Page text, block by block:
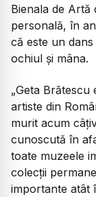
Bienala de Artă
personală, în
că este un
ochiul și mâna.
„Geta
artiste din
murit acum
cunoscută în
toate muzeele
colecții
importante atât